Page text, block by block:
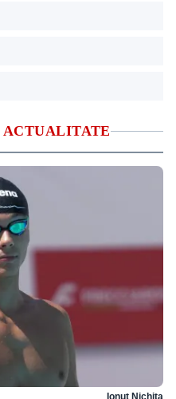
ACTUALITATE
Ionuț Nichita